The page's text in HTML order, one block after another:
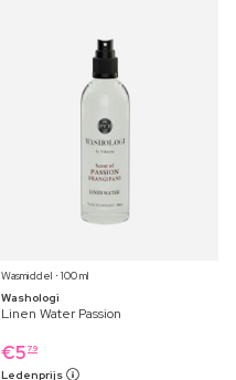
Wasmiddel ⋅ 100 ml
Washologi
Linen Water Passion
€5 79
Ledenprijs